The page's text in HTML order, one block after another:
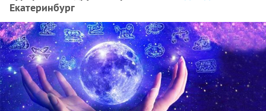
Екатеринбург